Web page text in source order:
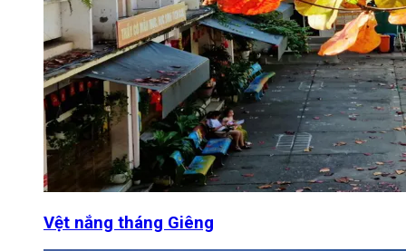
Vệt nắng tháng Giêng